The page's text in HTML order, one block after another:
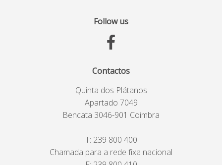
Follow us
Contactos
Quinta dos Plátanos
Apartado 7049
Bencata 3046-901 Coimbra
T: 239 800 400
Chamada para a rede fixa nacional